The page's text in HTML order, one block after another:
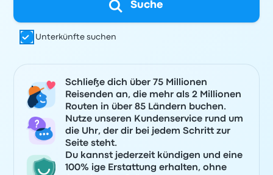
Suche
Unterkünfte suchen
Schließe dich über 75 Millionen
Reisenden an, die mehr als 2 Millionen
Routen in über 85 Ländern buchen.
Nutze unseren Kundenservice rund um
die Uhr, der dir bei jedem Schritt zur
Seite steht.
Du kannst jederzeit kündigen und eine
100% ige Erstattung erhalten, ohne